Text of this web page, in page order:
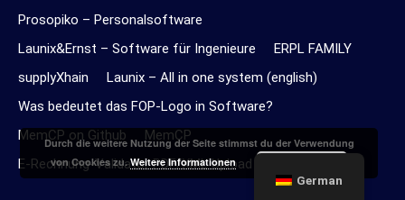
Prosopiko – Personalsoftware
Launix&Ernst – Software für Ingenieure
ERPL FAMILY
supplyXhain
Launix – All in one system (english)
Was bedeutet das FOP-Logo in Software?
MemCP on Github
MemCP
E-Rechnung-Validator PDF/XML Upload Online
German
Durch die weitere Nutzung der Seite stimmst du der Verwendung
von Cookies zu.Weitere Informationen